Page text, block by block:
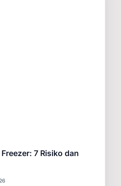
7 Risiko dan